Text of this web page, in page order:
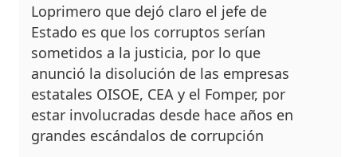
Loprimero que dejó claro el jefe de
Estado es que los corruptos serían
someti­dos a la justicia, por lo que
anunció la disolución de las empresas
estatales OI­SOE, CEA y el Fomper, por
estar involucradas desde hace años en
grandes es­cándalos de corrupción